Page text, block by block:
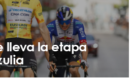
lleva la etapa